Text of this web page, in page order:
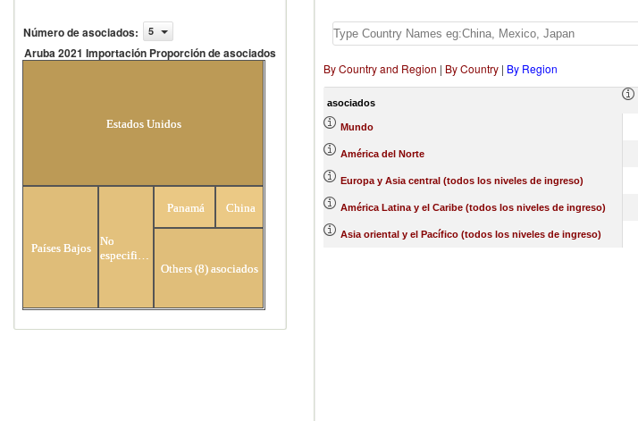
Número de asociados: 5
Aruba 2021 Importación Proporción de asociados
Estados Unidos
Países Bajos
No
Panamá China
Others (8) asociados
By Country and Region | By Country | By Region
asociados
Mundo
América del Norte
Europa y Asia central (todos los niveles de ingreso)
América Latina y el Caribe (todos los niveles de ingreso)
Asia oriental y el Pacífico (todos los niveles de ingreso)